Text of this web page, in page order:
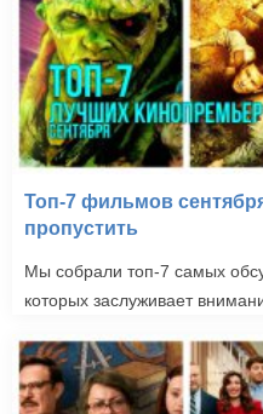
Топ-7 фильмов
пропустить
Мы собрали топ-7 самых
которых заслуживает